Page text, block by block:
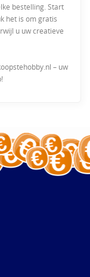
bestelling. Start
het is om gratis
u uw creatieve
– uw